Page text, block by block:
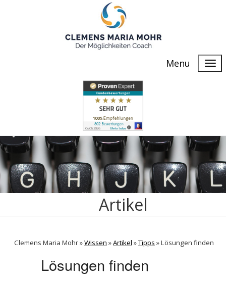
Menu
Artikel
Clemens Maria Mohr »Wissen »Artikel »Tipps »Lösungen finden
Lösungen finden